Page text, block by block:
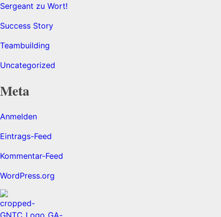
Sergeant zu Wort!
Success Story
Teambuilding
Uncategorized
Meta
Anmelden
Eintrags-Feed
Kommentar-Feed
WordPress.org